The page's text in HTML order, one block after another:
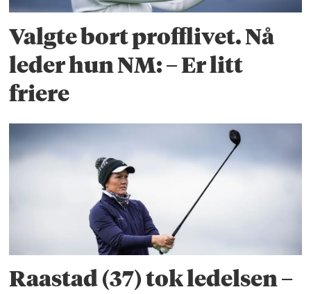
Valgte bort profflivet. Nå
leder hun NM: – Er litt
friere
Raastad (37) tok ledelsen –